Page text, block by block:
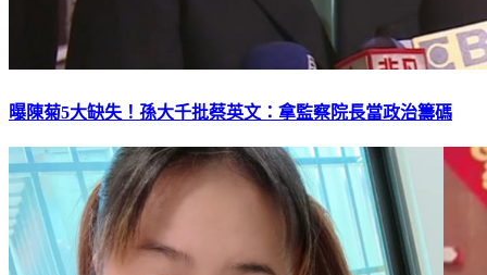
曝陳菊5大缺失！孫大千批蔡英文：拿監察院長當政治籌碼